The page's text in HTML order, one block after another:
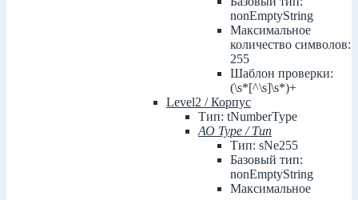
nonEmptyString
Максимальное
количество символов:
255
Шаблон проверки:
(\s*[^\s]\s*)+
Level2 / Корпус
Тип: tNumberType
АО Type / Тип
Тип: sNe255
Базовый тип:
nonEmptyString
Максимальное